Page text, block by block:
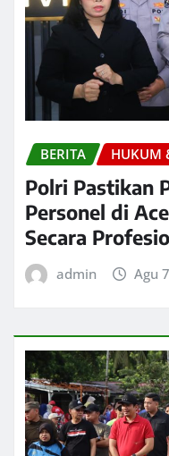
BERITA HUKUM
Polri Pastikan
Personel di
Secara
admin Agu